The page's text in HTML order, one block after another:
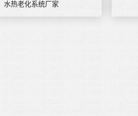
水热老化系统厂家